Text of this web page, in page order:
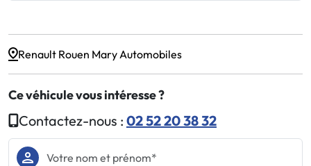
Renault Rouen Mary Automobiles
Ce véhicule vous intéresse ?
Contactez-nous : 02 52 20 38 32